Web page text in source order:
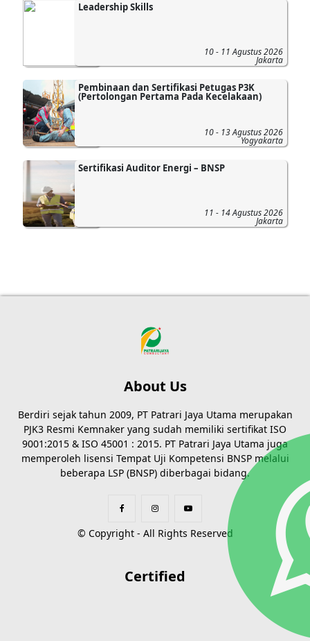
Leadership Skills
10 - 11 Agustus 2026
Jakarta
Pembinaan dan Sertifikasi Petugas P3K
(Pertolongan Pertama Pada Kecelakaan)
10 - 13 Agustus 2026
Yogyakarta
Sertifikasi Auditor Energi – BNSP
11 - 14 Agustus 2026
Jakarta
About Us
Berdiri sejak tahun 2009, PT Patrari Jaya Utama merupakan
PJK3 Resmi Kemnaker yang sudah memiliki sertifikat ISO
9001:2015 & ISO 45001 : 2015. PT Patrari Jaya Utama juga
memperoleh lisensi Tempat Uji Kompetensi BNSP melalui
beberapa LSP (BNSP) diberbagai bidang.
© Copyright - All Rights Reserved
Certified